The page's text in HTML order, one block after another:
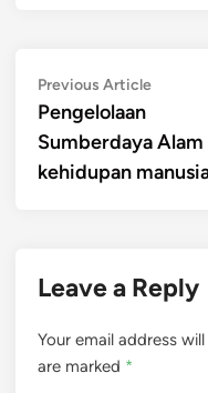
Post
navigation
Previous ArticlePrevious
Pengelolaan
Sumberdaya
kehidupan
Leave a Reply
Your email address
are marked *